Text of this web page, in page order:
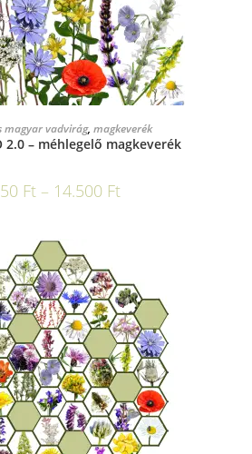
VÁLASZTÁSA
magyar vadvirág, magkeverék
2.0 – méhlegelő magkeverék
Ft – 14.500 Ft